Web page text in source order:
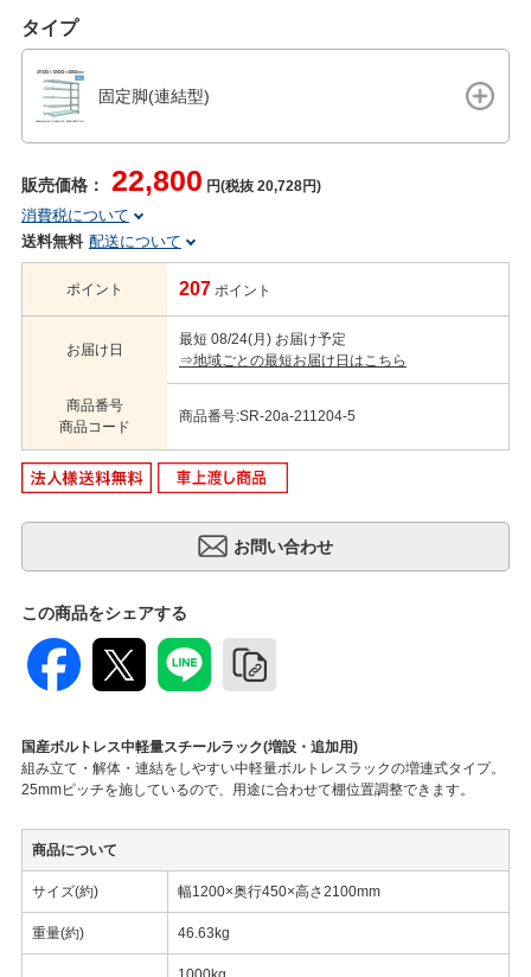
タイプ
固定脚(連結型)
販売価格： 22,800 円(税抜 20,728円)
消費税について
送料無料 配送について
ポイント 207 ポイント
お届け日
最短 08/24(月) お届け予定
⇒地域ごとの最短お届け日はこちら
商品番号
商品コード
商品番号:SR-20a-211204-5
この商品をシェアする
国産ボルトレス中軽量スチールラック(増設・追加用)
組み立て・解体・連結をしやすい中軽量ボルトレスラックの増連式タイプ。
25mmピッチを施しているので、用途に合わせて棚位置調整できます。
商品について
サイズ(約) 幅1200×奥行450×高さ2100mm
重量(約) 46.63kg